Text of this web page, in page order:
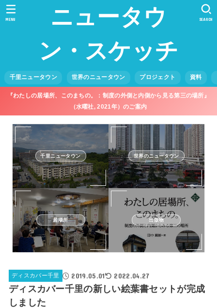
ニュータウ
ン・スケッチ
千里ニュータウン 世界のニュータウン プロジェクト 資料
SEARCH
MENU
『わたしの居場所、このまちの。：制度の外側と内側から見る第三の場所』
（水曜社, 2021年）のご案内
千里ニュータウン 世界のニュータウン
居場所 出版物
ディスカバー千里 2019.05.01 2022.04.27
ディスカバー千里の新しい絵葉書セットが完成
しました